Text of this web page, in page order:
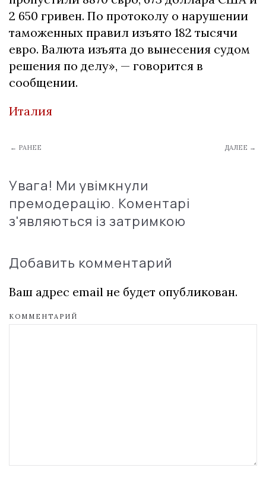
2 650 гривен. По протоколу о нарушении
таможенных правил изъято 182 тысячи
евро. Валюта изъята до вынесения судом
решения по делу», — говорится в
сообщении.
Италия
← РАНЕЕ ДАЛЕЕ →
Увага! Ми увімкнули
премодерацію. Коментарі
з'являються із затримкою
Добавить комментарий
Ваш адрес email не будет опубликован.
КОММЕНТАРИЙ